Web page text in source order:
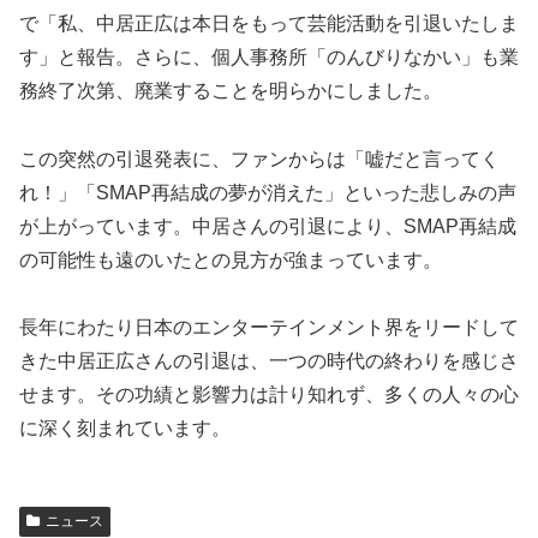
で「私、中居正広は本日をもって芸能活動を引退いたしま
す」と報告。さらに、個人事務所「のんびりなかい」も業
務終了次第、廃業することを明らかにしました。
この突然の引退発表に、ファンからは「嘘だと言ってく
れ！」「SMAP再結成の夢が消えた」といった悲しみの声
が上がっています。中居さんの引退により、SMAP再結成
の可能性も遠のいたとの見方が強まっています。
長年にわたり日本のエンターテインメント界をリードして
きた中居正広さんの引退は、一つの時代の終わりを感じさ
せます。その功績と影響力は計り知れず、多くの人々の心
に深く刻まれています。
ニュース